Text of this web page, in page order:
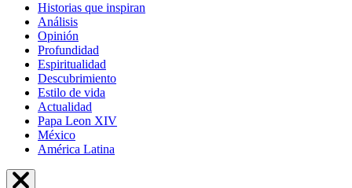
Historias que inspiran
Análisis
Opinión
Profundidad
Espiritualidad
Descubrimiento
Estilo de vida
Actualidad
Papa Leon XIV
México
América Latina